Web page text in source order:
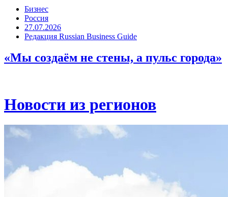
Бизнес
Россия
27.07.2026
Редакция Russian Business Guide
«Мы создаём не стены, а пульс города»
Новости из регионов